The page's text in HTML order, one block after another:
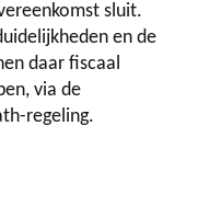
sluit.
en de
daar fiscaal
via de
regeling.